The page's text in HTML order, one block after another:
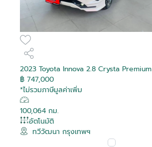
2023 Toyota Innova 2.8 Crysta Premium
฿ 747,000
*ไม่รวมภาษีมูลค่าเพิ่ม
100,064 กม.
อัตโนมัติ
ทวีวัฒนา กรุงเทพฯ